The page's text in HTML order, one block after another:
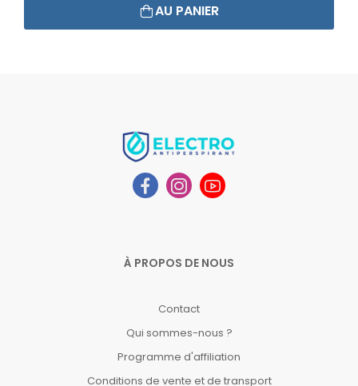
AU PANIER
À PROPOS DE NOUS
Contact
Qui sommes-nous ?
Programme d'affiliation
Conditions de vente et de transport